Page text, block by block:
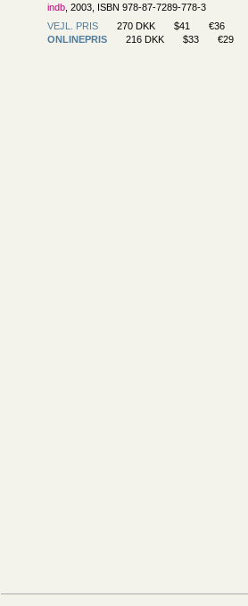
indb , 2003, ISBN 978-87-7289-778-3
VEJL. PRIS
270 DKK $41
€36
ONLINEPRIS
216 DKK $33 €29